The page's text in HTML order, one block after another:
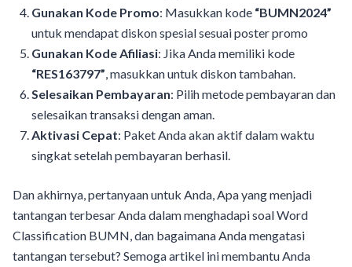
Gunakan Kode Promo: Masukkan kode “BUMN2024”
untuk mendapat diskon spesial sesuai poster promo
Gunakan Kode Afiliasi: Jika Anda memiliki kode
“RES163797” , masukkan untuk diskon tambahan.
Selesaikan Pembayaran: Pilih metode pembayaran dan
selesaikan transaksi dengan aman.
Aktivasi Cepat: Paket Anda akan aktif dalam waktu
singkat setelah pembayaran berhasil.
Dan akhirnya, pertanyaan untuk Anda, Apa yang menjadi
tantangan terbesar Anda dalam menghadapi soal Word
Classification BUMN, dan bagaimana Anda mengatasi
tantangan tersebut? Semoga artikel ini membantu Anda